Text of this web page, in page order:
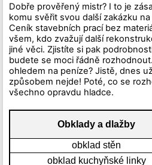
Dobře prověřený mistr? I to je
komu svěřit svou další zakázku
Ceník stavebních prací bez
všem, kdo zvažují další
jiné věci. Zjistíte si pak
budete se moci řádně
ohledem na peníze? Jistě, dnes
způsobem nejde! Poté, co se
všechno opravdu hladce.
Obklady a dlažby
obklad stěn
obklad kuchyňské linky